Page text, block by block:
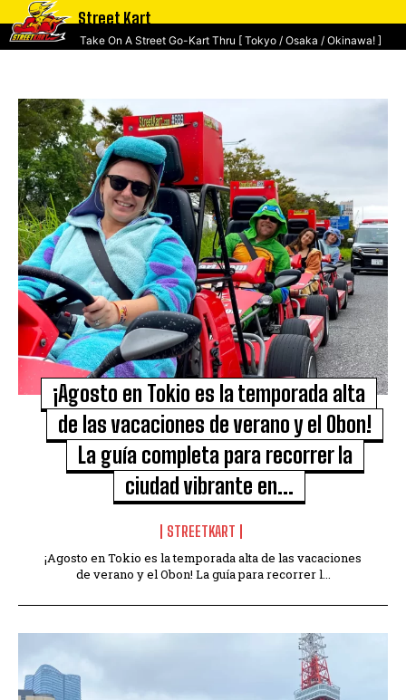
Street Kart
Take On A Street Go-Kart Thru [ Tokyo / Osaka / Okinawa! ]
¡Agosto en Tokio es la temporada alta
de las vacaciones de verano y el Obon!
La guía completa para recorrer la
ciudad vibrante en...
STREETKART
¡Agosto en Tokio es la temporada alta de las vacaciones
de verano y el Obon! La guía para recorrer l...